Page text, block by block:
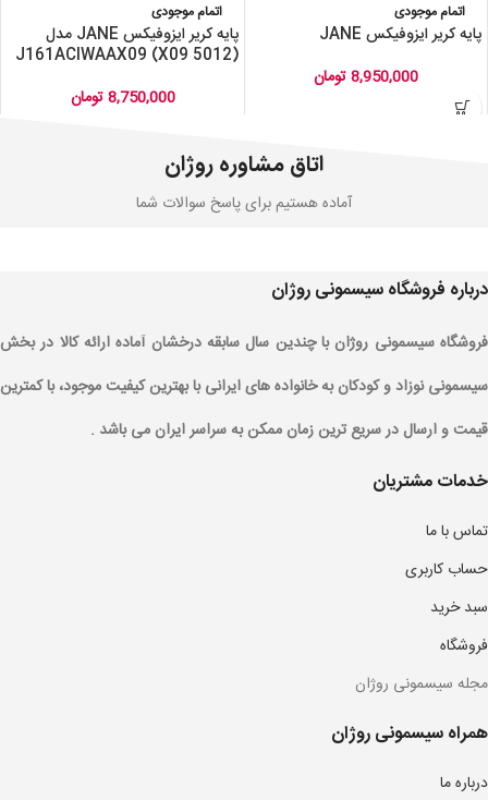
اتمام موجودی
پایه کریر ایزوفیکس JANE
8,950,000تومان
اتمام موجودی
پایه کریر ایزوفیکس JANE مدل
J161ACIWAAX09 (X09 5012)
8,750,000تومان
اتاق مشاوره روژان
آماده هستیم برای پاسخ سوالات شما
درباره فروشگاه سیسمونی روژان
فروشگاه سیسمونی روژان با چندین سال سابقه درخشان آماده ارائه کالا در بخش
سیسمونی نوزاد و کودکان به خانواده های ایرانی با بهترین کیفیت موجود، با کمترین
قیمت و ارسال در سریع ترین زمان ممکن به سراسر ایران می باشد .
خدمات مشتریان
تماس با ما
حساب کاربری
سبد خرید
فروشگاه
مجله سیسمونی روژان
همراه سیسمونی روژان
درباره ما